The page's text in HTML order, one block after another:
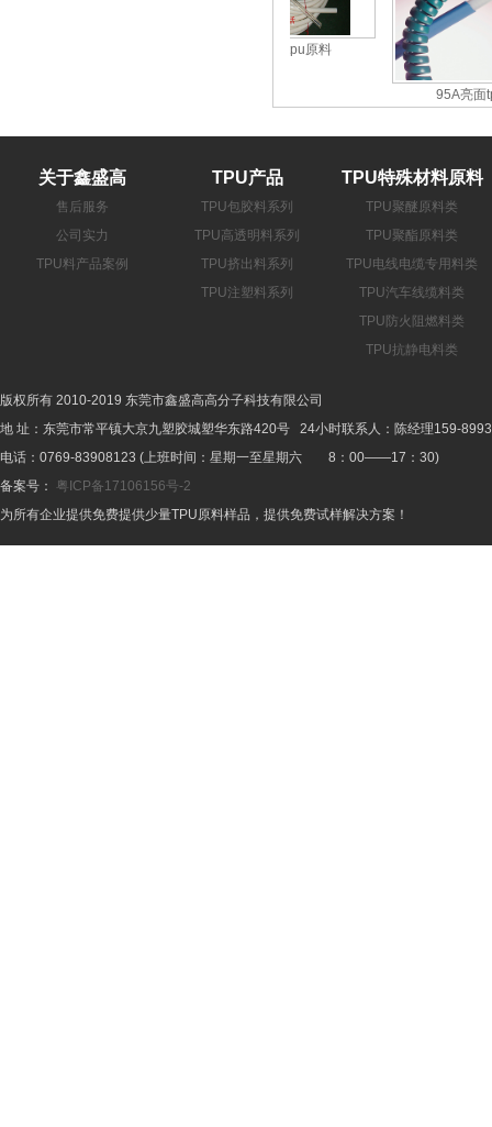
95A软管tpu原料
95A亮面tpu
关于鑫盛高
售后服务
公司实力
TPU料产品案例
TPU产品
TPU包胶料系列
TPU高透明料系列
TPU挤出料系列
TPU注塑料系列
TPU特殊材料原料
TPU聚醚原料类
TPU聚酯原料类
TPU电线电缆专用料类
TPU汽车线缆料类
TPU防火阻燃料类
TPU抗静电料类
版权所有 2010-2019 东莞市鑫盛高高分子科技有限公司
地 址：东莞市常平镇大京九塑胶城塑华东路420号 24小时联系人：陈经理159-
电话：0769-83908123 (上班时间：星期一至星期六 8：00——17：30)
备案号： 粤ICP备17106156号-2
为所有企业提供免费提供少量TPU原料样品，提供免费试样解决方案！